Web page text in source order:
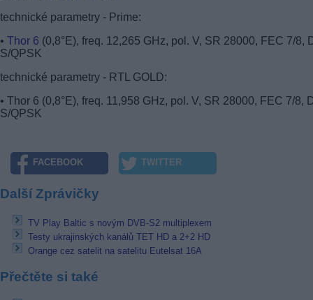
technické parametry - Prime:
• Thor 6 (0,8°E), freq. 12,265 GHz, pol. V, SR 28000, FEC 7/8,
S/QPSK
technické parametry - RTL GOLD:
• Thor 6 (0,8°E), freq. 11,958 GHz, pol. V, SR 28000, FEC 7/8,
S/QPSK
FACEBOOK TWITTER
Další Zprávičky
TV Play Baltic s novým DVB-S2 multiplexem
Testy ukrajinských kanálů TET HD a 2+2 HD
Orange cez satelit na satelitu Eutelsat 16A
Přečtěte si také